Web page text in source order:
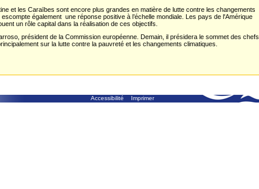
et les Caraïbes sont encore plus grandes en matière de lutte contre les changements
également une réponse positive à l’échelle mondiale. Les pays de l'Amérique
un rôle capital dans la réalisation de ces objectifs.
président de la Commission européenne. Demain, il présidera le sommet des chefs
sur la lutte contre la pauvreté et les changements climatiques.
Accessibilité Imprimer